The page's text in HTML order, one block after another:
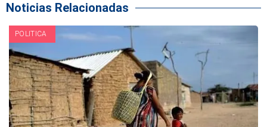
Noticias Relacionadas
POLITICA